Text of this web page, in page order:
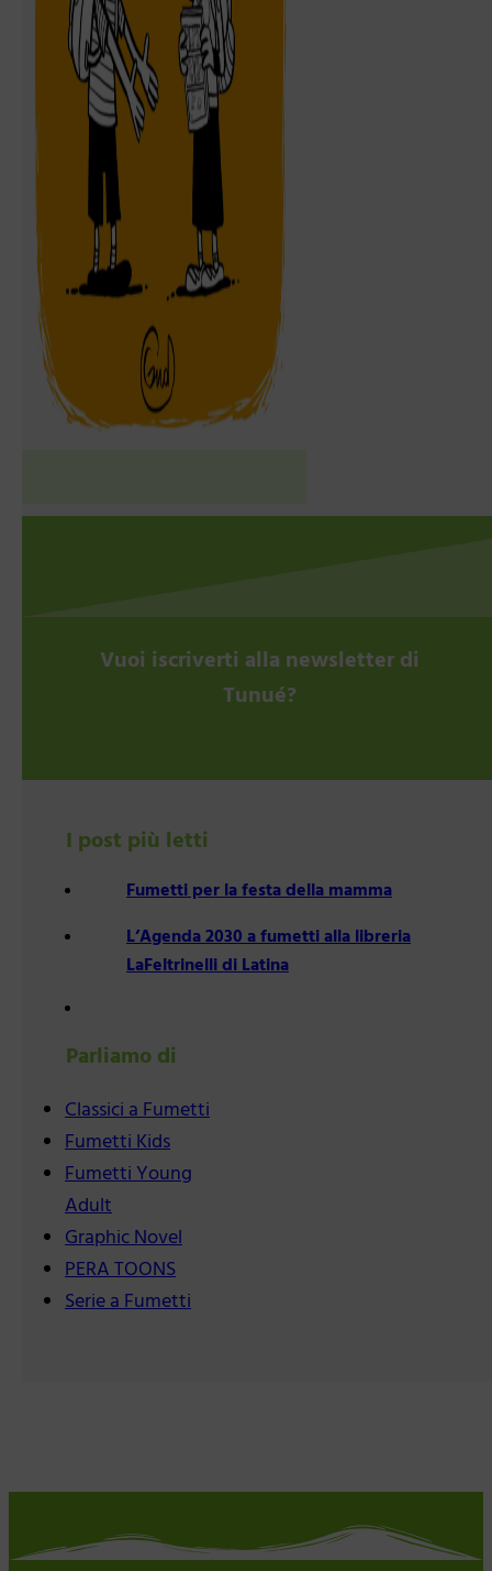
Vuoi iscriverti alla newsletter di
Tunué?
I post più letti
Fumetti per la festa della mamma
L’Agenda 2030 a fumetti alla libreria
LaFeltrinelli di Latina
Parliamo di
Classici a Fumetti
Fumetti Kids
Fumetti Young
Adult
Graphic Novel
PERA TOONS
Serie a Fumetti